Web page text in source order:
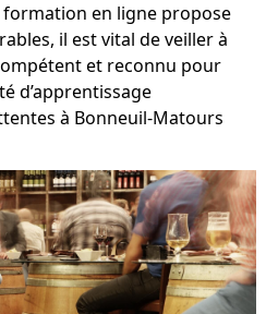
formation en ligne propose
il est vital de veiller à
et reconnu pour
d’apprentissage
à Bonneuil-Matours